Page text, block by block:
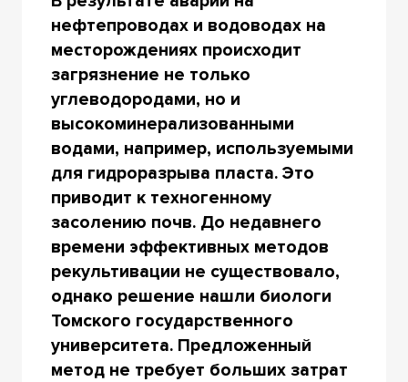
нефтепроводах и водоводах на
месторождениях происходит
загрязнение не только
углеводородами, но и
высокоминерализованными
водами, например, используемыми
для гидроразрыва пласта. Это
приводит к техногенному
засолению почв. До недавнего
времени эффективных методов
рекультивации не существовало,
однако решение нашли биологи
Томского государственного
университета. Предложенный
метод не требует больших затрат